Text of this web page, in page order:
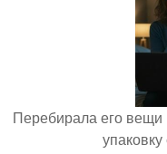
Перебирала его вещи
упаковку